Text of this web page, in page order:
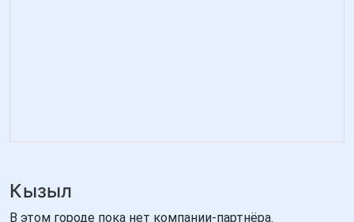
Кызыл
В этом городе пока нет компании-партнёра.